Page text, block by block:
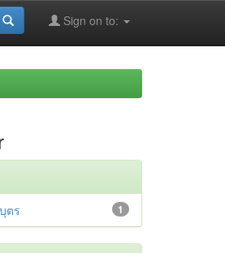
Sign on to:
1
ตร